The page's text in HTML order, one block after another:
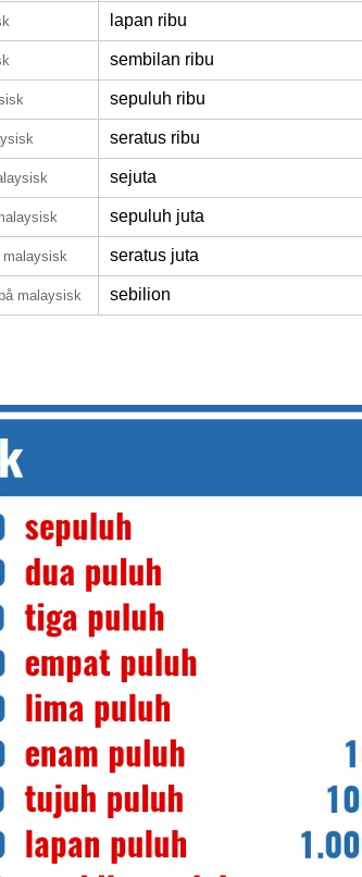
lapan ribu
sembilan ribu
sepuluh ribu
seratus ribu
sejuta
sepuluh juta
malaysisk seratus juta
på malaysisk sebilion